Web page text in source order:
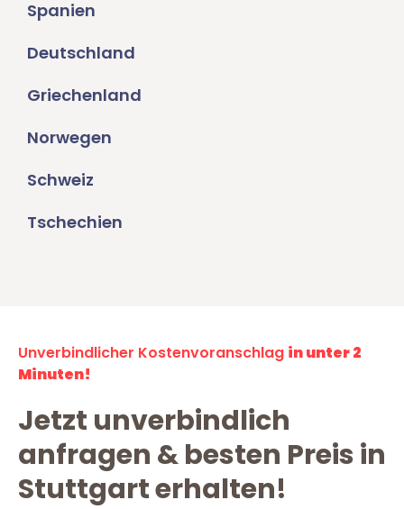
Spanien
Deutschland
Griechenland
Norwegen
Schweiz
Tschechien
Unverbindlicher Kostenvoranschlag in unter 2
Minuten!
Jetzt unverbindlich
anfragen & besten Preis in
Stuttgart erhalten!